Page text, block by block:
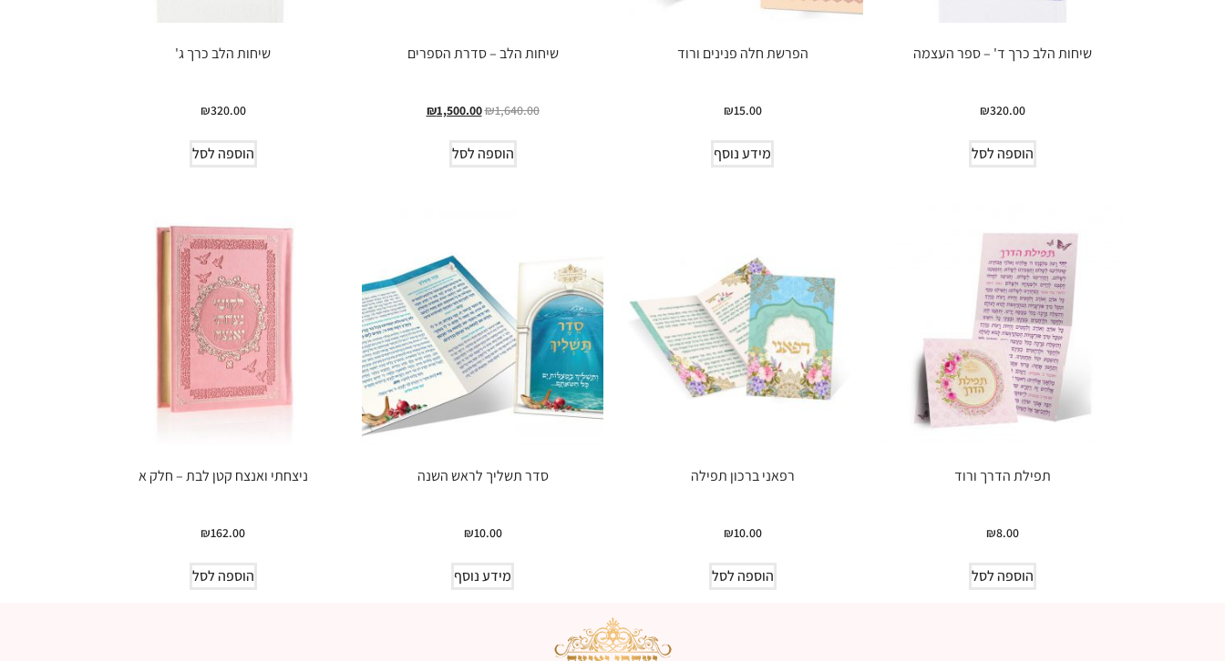
שיחות הלב כרך ד' – ספר העצמה
₪320.00
הוספה לסל
הפרשת חלה פנינים ורוד
₪15.00
מידע נוסף
שיחות הלב – סדרת הספרים
₪1,640.00
₪1,500.00
הוספה לסל
שיחות הלב כרך ג'
₪320.00
הוספה לסל
תפילת הדרך ורוד
₪8.00
הוספה לסל
רפאני ברכון תפילה
₪10.00
הוספה לסל
סדר תשליך לראש השנה
₪10.00
מידע נוסף
ניצחתי ואנצח קטן לבת – חלק א
₪162.00
הוספה לסל